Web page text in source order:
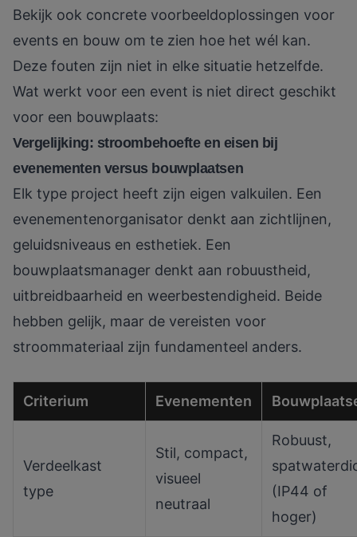
Bekijk ook concrete voorbeeldoplossingen voor
events en bouw om te zien hoe het wél kan.
Deze fouten zijn niet in elke situatie hetzelfde.
Wat werkt voor een event is niet direct geschikt
voor een bouwplaats:
Vergelijking: stroombehoefte en eisen bij
evenementen versus bouwplaatsen
Elk type project heeft zijn eigen valkuilen. Een
evenementenorganisator denkt aan zichtlijnen,
geluidsniveaus en esthetiek. Een
bouwplaatsmanager denkt aan robuustheid,
uitbreidbaarheid en weerbestendigheid. Beide
hebben gelijk, maar de vereisten voor
stroommateriaal zijn fundamenteel anders.
Criterium Evenementen
Verdeelkast
type
Stil, compact,
visueel
neutraal
Robuust,
(IP44 of
hoger)